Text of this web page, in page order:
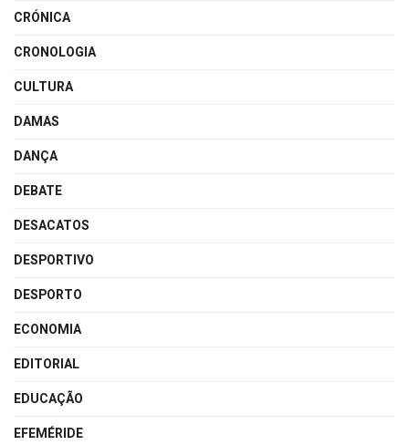
CRÓNICA
CRONOLOGIA
CULTURA
DAMAS
DANÇA
DEBATE
DESACATOS
DESPORTIVO
DESPORTO
ECONOMIA
EDITORIAL
EDUCAÇÃO
EFEMÉRIDE